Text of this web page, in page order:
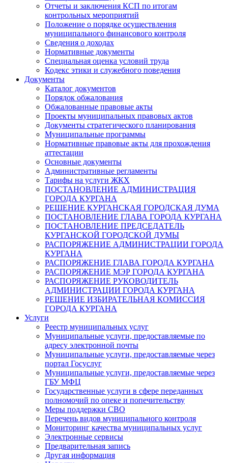
Отчеты и заключения КСП по итогам
контрольных мероприятий
Положение о порядке осуществления
муниципального финансового контроля
Сведения о доходах
Нормативные документы
Специальная оценка условий труда
Кодекс этики и служебного поведения
Документы
Каталог документов
Порядок обжалования
Обжалованные правовые акты
Проекты муниципальных правовых актов
Документы стратегического планирования
Муниципальные программы
Нормативные правовые акты для прохождения
аттестации
Основные документы
Административные регламенты
Тарифы на услуги ЖКХ
ПОСТАНОВЛЕНИЕ АДМИНИСТРАЦИЯ
ГОРОДА КУРГАНА
РЕШЕНИЕ КУРГАНСКАЯ ГОРОДСКАЯ ДУМА
ПОСТАНОВЛЕНИЕ ГЛАВА ГОРОДА КУРГАНА
ПОСТАНОВЛЕНИЕ ПРЕДСЕДАТЕЛЬ
КУРГАНСКОЙ ГОРОДСКОЙ ДУМЫ
РАСПОРЯЖЕНИЕ АДМИНИСТРАЦИИ ГОРОДА
КУРГАНА
РАСПОРЯЖЕНИЕ ГЛАВА ГОРОДА КУРГАНА
РАСПОРЯЖЕНИЕ МЭР ГОРОДА КУРГАНА
РАСПОРЯЖЕНИЕ РУКОВОДИТЕЛЬ
АДМИНИСТРАЦИИ ГОРОДА КУРГАНА
РЕШЕНИЕ ИЗБИРАТЕЛЬНАЯ КОМИССИЯ
ГОРОДА КУРГАНА
Услуги
Реестр муниципальных услуг
Муниципальные услуги, предоставляемые по
адресу электронной почты
Муниципальные услуги, предоставляемые через
портал Госуслуг
Муниципальные услуги, предоставляемые через
ГБУ МФЦ
Государственные услуги в сфере переданных
полномочий по опеке и попечительству
Меры поддержки СВО
Перечень видов муниципального контроля
Мониторинг качества муниципальных услуг
Электронные сервисы
Предварительная запись
Другая информация